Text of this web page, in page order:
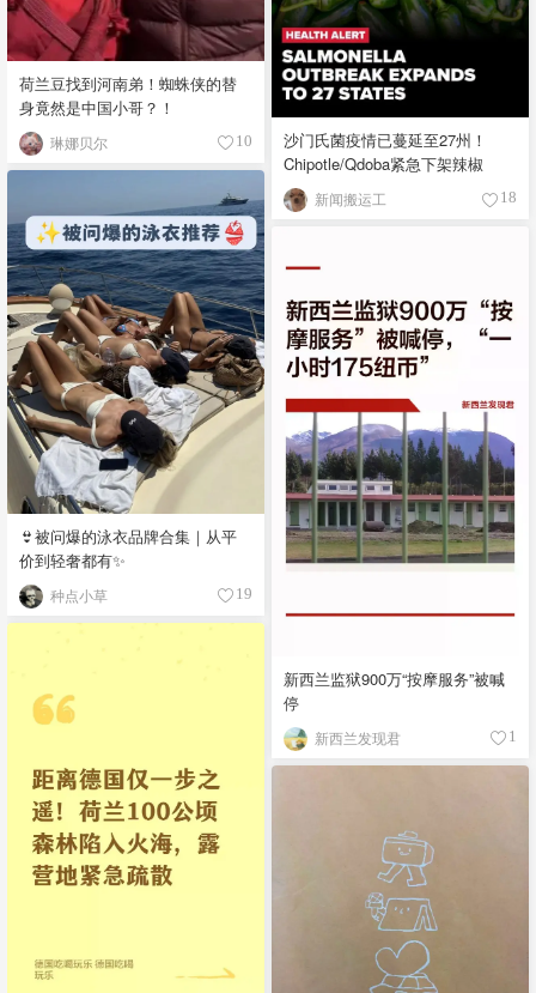
荷兰豆找到河南弟！蜘蛛侠的替
身竟然是中国小哥？！
琳娜贝尔 10
沙门氏菌疫情已蔓延至27州！
Chipotle/Qdoba紧急下架辣椒
新闻搬运工 18
👙被问爆的泳衣品牌合集｜从平
价到轻奢都有✨
种点小草 19
新西兰监狱900万“按摩服务”被喊
停
新西兰发现君 1